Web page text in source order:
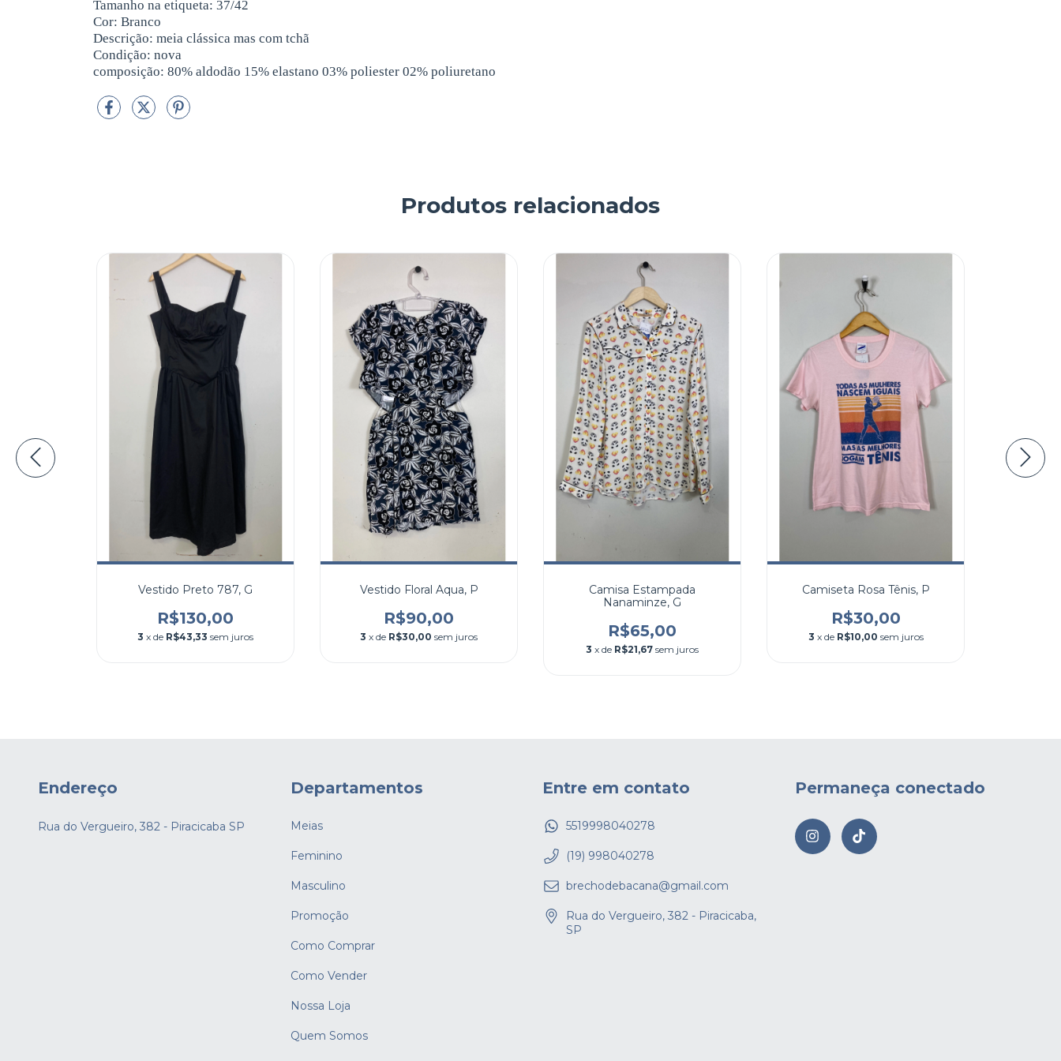
Tamanho na etiqueta: 37/42
Cor: Branco
Descrição: meia clássica mas com tchã
Condição: nova
composição: 80% aldodão 15% elastano 03% poliester 02% poliuretano
Produtos relacionados
Vestido Preto 787, G
R$130,00
3 x de R$43,33 sem juros
Vestido Floral Aqua, P
R$90,00
3 x de R$30,00 sem juros
Camisa Estampada
Nanaminze, G
R$65,00
3 x de R$21,67 sem juros
Camiseta Rosa Tênis, P
R$30,00
3 x de R$10,00 sem juros
Endereço
Rua do Vergueiro, 382 - Piracicaba SP
Departamentos
Meias
Feminino
Masculino
Promoção
Como Comprar
Como Vender
Nossa Loja
Quem Somos
Entre em contato
5519998040278
(19) 998040278
brechodebacana@gmail.com
Rua do Vergueiro, 382 - Piracicaba,
SP
Permaneça conectado